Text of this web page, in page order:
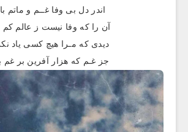
اندر دل بی وفا غــم و ماتم
آن را که وفا نیست ز عالم کم
دیدی که مـرا هیچ کسی یاد
جز غـم که هزار آفرین بر غم